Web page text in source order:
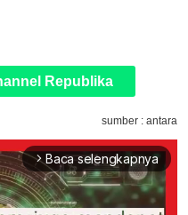
Republika
sumber : antara
arrow_forward_ios Baca selengkapnya